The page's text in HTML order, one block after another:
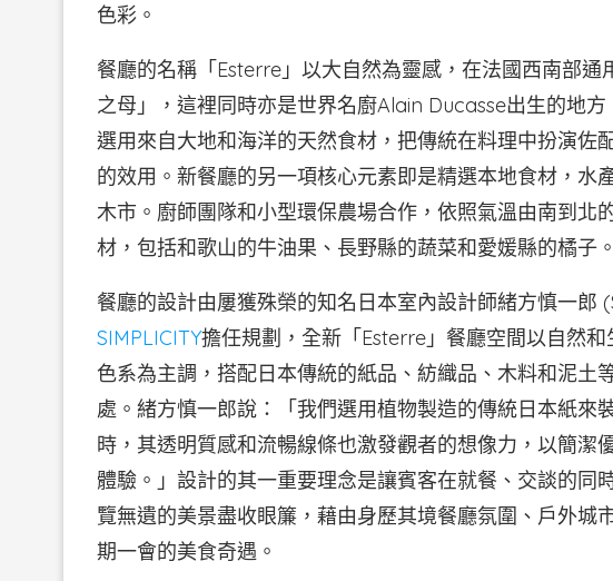
色彩。
餐廳的名稱「Esterre」以大自然為靈感，在法國西南部
之母」，這裡同時亦是世界名廚Alain Ducasse出生的地
選用來自大地和海洋的天然食材，把傳統在料理中扮演佐
的效用。新餐廳的另一項核心元素即是精選本地食材，水
木市。廚師團隊和小型環保農場合作，依照氣溫由南到北
材，包括和歌山的牛油果、長野縣的蔬菜和愛媛縣的橘子。
餐廳的設計由屢獲殊榮的知名日本室內設計師緒方慎一
SIMPLICITY擔任規劃，全新「Esterre」餐廳空間以自然
色系為主調，搭配日本傳統的紙品、紡織品、木料和泥土
處。緒方慎一郎說：「我們選用植物製造的傳統日本紙來
時，其透明質感和流暢線條也激發觀者的想像力，以簡潔
體驗。」設計的其一重要理念是讓賓客在就餐、交談的同
覽無遺的美景盡收眼簾，藉由身歷其境餐廳氛圍、戶外城
期一會的美食奇遇。